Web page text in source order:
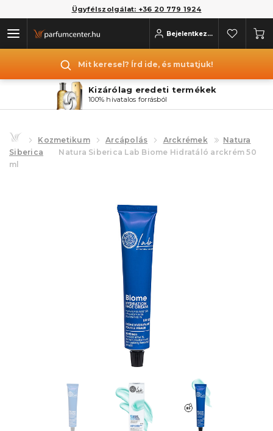
Ügyfélszolgálat: +36 20 779 1924
Bejelentkezés
Mit keresel? Írd ide, és mutatjuk!
Kizárólag eredeti termékek
100% hivatalos forrásból
Kozmetikum Arcápolás Arckrémek
Natura
Siberica
Natura Siberica Lab Biome Hidratáló arckrém 50
ml